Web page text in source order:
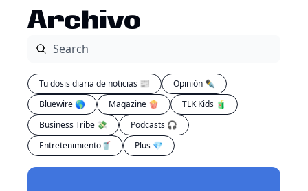
Archivo
Tu dosis diaria de noticias 📰
Opinión ✒️
Bluewire 🌎
Magazine 🍿
TLK Kids 🧃
Business Tribe 💸
Podcasts 🎧
Entretenimiento🥤
Plus 💎